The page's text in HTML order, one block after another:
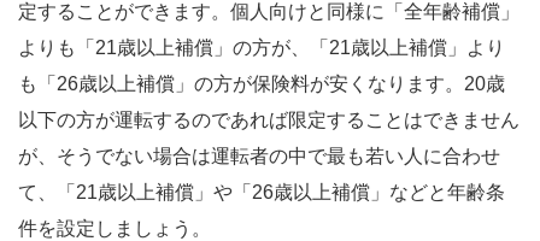
定することができます。個人向けと同様に「全年齢補償」
よりも「21歳以上補償」の方が、「21歳以上補償」より
も「26歳以上補償」の方が保険料が安くなります。20歳
以下の方が運転するのであれば限定することはできません
が、そうでない場合は運転者の中で最も若い人に合わせ
て、「21歳以上補償」や「26歳以上補償」などと年齢条
件を設定しましょう。